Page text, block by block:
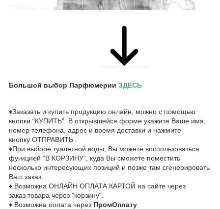
Большой выбор Парфюмерии ЗДЕСЬ
♦Заказать и купить продукцию онлайн, можно с помощью
кнопки “КУПИТЬ”. В открывшейся форме укажите Ваше имя,
номер телефона, адрес и время доставки и нажмите
кнопку ОТПРАВИТЬ .
♦При выборе туалетной воды, Вы можете воспользоваться
функцией “В КОРЗИНУ“, куда Вы сможете поместить
несколько интересующих позиций и позже там сгенерировать
Ваш заказ.
♦ Возможна ОНЛАЙН ОПЛАТА КАРТОЙ на сайте через
заказ товара через "корзину".
♦ Возможна оплата через ПромОплату